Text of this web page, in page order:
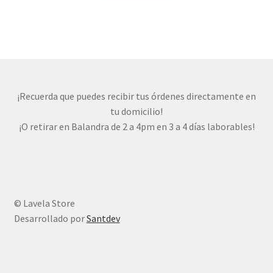
¡Recuerda que puedes recibir tus órdenes directamente en
tu domicilio!
¡O retirar en Balandra de 2 a 4pm en 3 a 4 días laborables!
© Lavela Store
Desarrollado porSantdev